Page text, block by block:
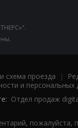
схема проезда |
и персональных
Отдел продаж
пожалуйста,